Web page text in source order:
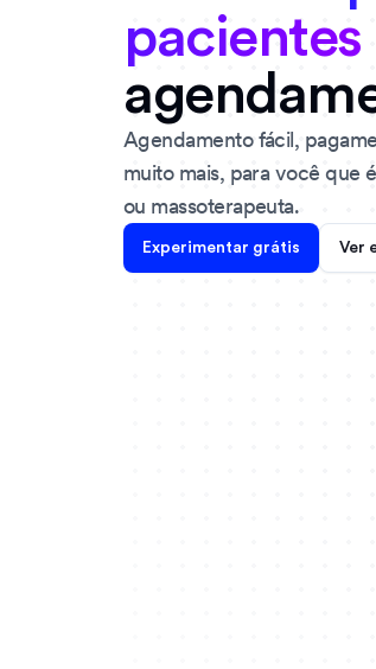
pacientes
Agendamento fácil,
muito mais, para você que
ou massoterapeuta.
Experimentar grátis Ver